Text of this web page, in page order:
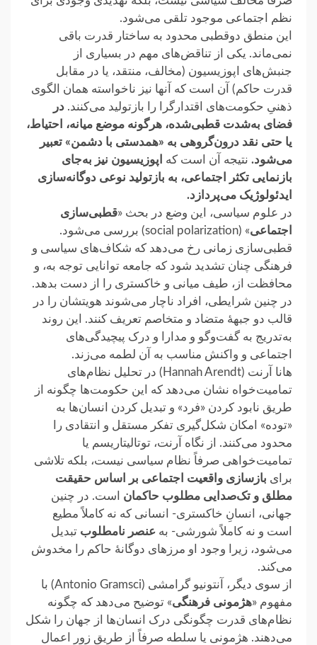
نظم اجتماعی موجود تلقی می‌شود.‏
این منطق دوقطبی محدود به ساختار قدرت باقی
نمی‌ماند. یکی از تناقض‌های مهم در بسیاری از
جنبش‌های اپوزیسیون (مخالف،‌ منتقد، یا در مقابل
قدرت حاکم) آن ‏است که آنها نیز ناخواسته همان الگوی
ذهنیِ حکومت‌های اقتدارگرا را بازتولید می‌کنند. در
فضای به‌شدت قطبی‌شده، هرگونه ‏موضع میانه، احتیاط،
یا حتی نقد درون‌گروهی به «همدستی با دشمن» تعبیر
می‌شود. نتیجه آن است که
اپوزیسیون نیز ‏به‌جای
بازنمایی تکثر اجتماعی، به بازتولید نوعی دوگانه‌سازی
ایدئولوژیک می‌پردازد.‏
در علوم سیاسی، این وضع در بحث «قطبی‌سازی
اجتماعی
» (social polarization) ‎بررسی می‌شود.
قطبی‌سازی ‏زمانی رخ می‌دهد که شکاف‌های سیاسی و
فرهنگی چنان تشدید شود که جامعه توانایی توجه به، و
محافظت از، طیف میانی و خاکستری را ‏از دست بدهد.
در چنین شرایطی، افراد ناچار می‌شوند هویتشان را در
قالب دو جبههٔ متضاد و متخاصم تعریف کنند. این روند
به‌تدریج ‏به گفت‌وگو و مدارا و درک پیچیدگی‌های
اجتماعی و واکنش مناسب به آن لطمه می‌زند.‏
هانا آرنت (Hannah Arendt) ‎در تحلیل نظام‌های
تمامیت‌خواه نشان می‌دهد که این حکومت‌ها چگونه از
طریق نابود کردن «فرد» ‏و تبدیل کردن انسان‌ها به
«توده» امکان شکل‌گیری تفکر مستقل و انتقادی را
محدود می‌کنند. از نگاه آرنت، توتالیتاریسم یا
تمامیت‌خواهی صرفاً نظام ‏سیاسی نیست، بلکه تلاشی
برای بازسازی واقعیت اجتماعی بر اساس حقیقت
مطلق و تک‌صدایی مطلوب حاکمان است. در چنین
جهانی، ‏انسانِ خاکستری- انسانی که نه کاملاً مطیع
است و نه کاملاً شورشی- به عنصر نامطلوب تبدیل
می‌شود، زیرا وجود او ‏مرزهای دوگانهٔ حاکم را مخدوش
می‌کند.‏
از سوی دیگر، آنتونیو گرامشی ‏‎(Antonio Gramsci)‎‏ با
مفهوم «هژمونی فرهنگی» توضیح می‌دهد که چگونه
نظام‌های ‏قدرت چگونگی درک انسان‌ها از جهان را شکل
می‌دهند. هژمونی یا سلطه صرفاً از طریق زور اعمال